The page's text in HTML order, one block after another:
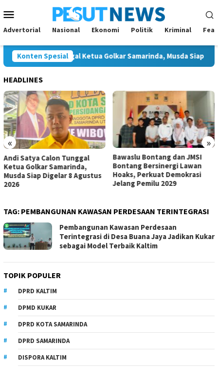
ke
kontenMobile
Advertorial Nasional Ekonomi Politik Kriminal
Konten Spesial
Calon Tunggal Ketua Golkar Samarinda, Musda Siap Digelar
HEADLINES
« »
Bawaslu Bontang dan JMSI
Bontang Bersinergi Lawan
Hoaks, Perkuat Demokrasi
Jelang Pemilu 2029
Komisi IV Tunggu Hasil
Investigasi Satgas soal
Dugaan Pelanggaran SPMB
TAG: PEMBANGUNAN KAWASAN PERDESAAN TERINTEGRASI
Pembangunan Kawasan Perdesaan
Terintegrasi di Desa Buana Jaya Jadikan Kukar
sebagai Model Terbaik Kaltim
TOPIK POPULER
DPRD KALTIM
DPMD KUKAR
DPRD KOTA SAMARINDA
DPRD SAMARINDA
DISPORA KALTIM